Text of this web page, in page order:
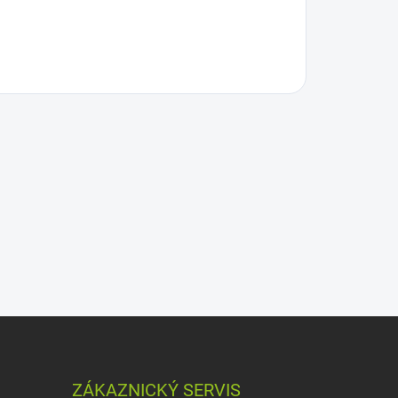
ZÁKAZNICKÝ SERVIS